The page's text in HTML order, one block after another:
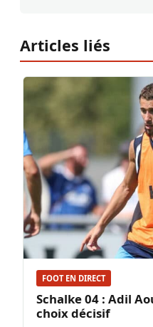
Articles liés
FOOT EN DIRECT
Schalke 04 : Adil
choix décisif